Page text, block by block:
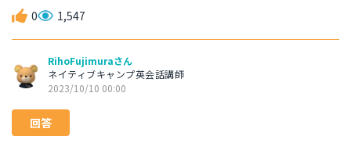
0 1,547
RihoFujimuraさん
ネイティブキャンプ英会話講師
2023/10/10 00:00
回答